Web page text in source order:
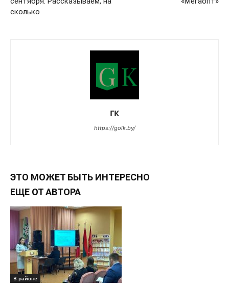
сколько
ГК
https://golk.by/
ЭТО МОЖЕТ БЫТЬ ИНТЕРЕСНО
ЕЩЕ ОТ АВТОРА
В районе